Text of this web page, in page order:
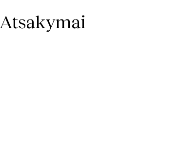
Atsakymai